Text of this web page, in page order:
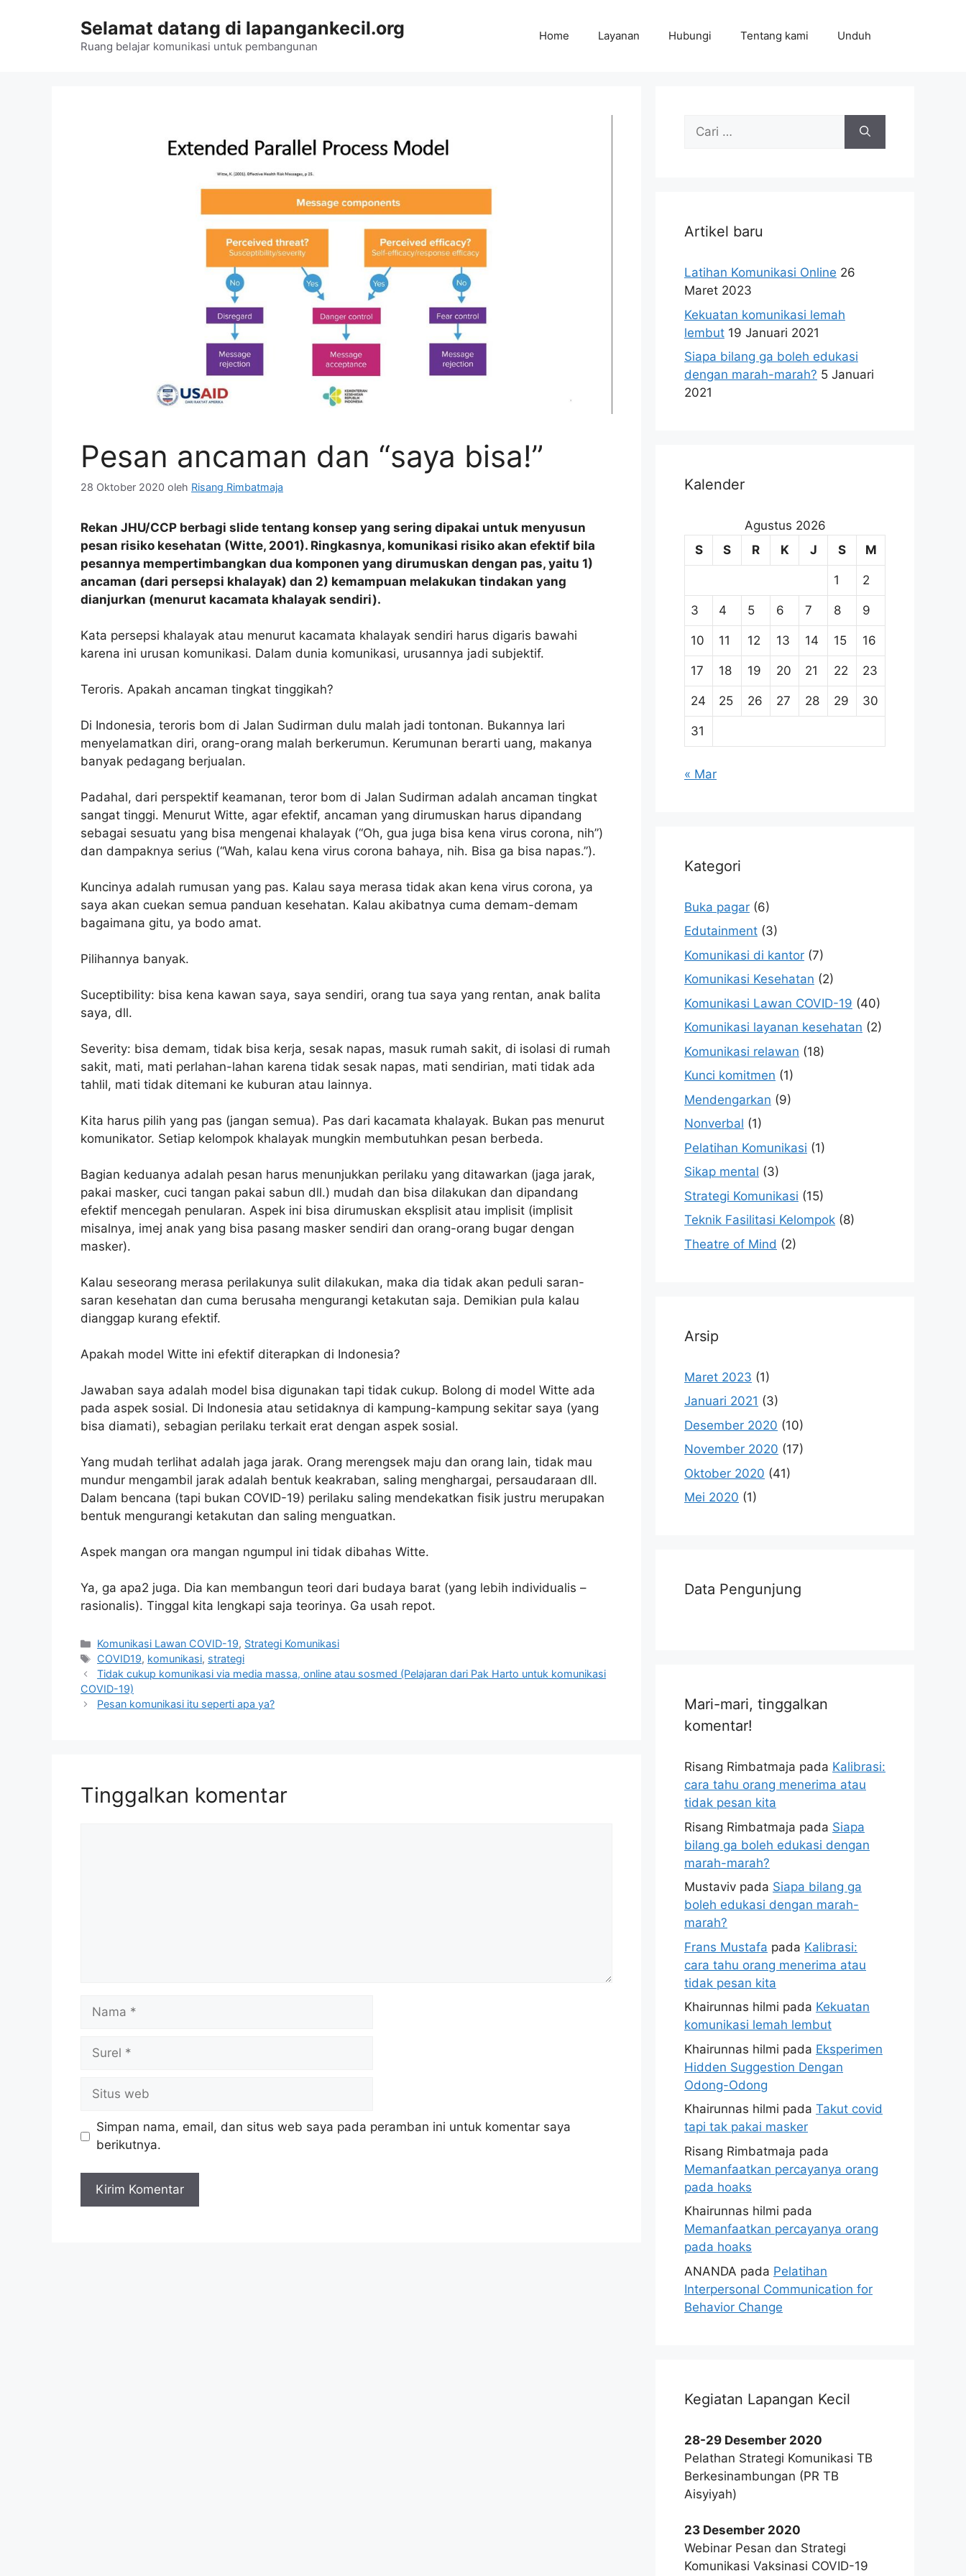
Selamat datang di lapangankecil.org
Ruang belajar komunikasi untuk pembangunan
Home Layanan Hubungi Tentang kami Unduh
Pesan ancaman dan “saya bisa!”
28 Oktober 2020 oleh Risang Rimbatmaja
Rekan JHU/CCP berbagi slide tentang konsep yang sering dipakai untuk menyusun
pesan risiko kesehatan (Witte, 2001). Ringkasnya, komunikasi risiko akan efektif bila
pesannya mempertimbangkan dua komponen yang dirumuskan dengan pas, yaitu 1)
ancaman (dari persepsi khalayak) dan 2) kemampuan melakukan tindakan yang
dianjurkan (menurut kacamata khalayak sendiri).
Kata persepsi khalayak atau menurut kacamata khalayak sendiri harus digaris bawahi
karena ini urusan komunikasi. Dalam dunia komunikasi, urusannya jadi subjektif.
Teroris. Apakah ancaman tingkat tinggikah?
Di Indonesia, teroris bom di Jalan Sudirman dulu malah jadi tontonan. Bukannya lari
menyelamatkan diri, orang-orang malah berkerumun. Kerumunan berarti uang, makanya
banyak pedagang berjualan.
Padahal, dari perspektif keamanan, teror bom di Jalan Sudirman adalah ancaman tingkat
sangat tinggi. Menurut Witte, agar efektif, ancaman yang dirumuskan harus dipandang
sebagai sesuatu yang bisa mengenai khalayak (“Oh, gua juga bisa kena virus corona, nih”)
dan dampaknya serius (“Wah, kalau kena virus corona bahaya, nih. Bisa ga bisa napas.”).
Kuncinya adalah rumusan yang pas. Kalau saya merasa tidak akan kena virus corona, ya
saya akan cuekan semua panduan kesehatan. Kalau akibatnya cuma demam-demam
bagaimana gitu, ya bodo amat.
Pilihannya banyak.
Suceptibility: bisa kena kawan saya, saya sendiri, orang tua saya yang rentan, anak balita
saya, dll.
Severity: bisa demam, tidak bisa kerja, sesak napas, masuk rumah sakit, di isolasi di rumah
sakit, mati, mati perlahan-lahan karena tidak sesak napas, mati sendirian, mati tidak ada
tahlil, mati tidak ditemani ke kuburan atau lainnya.
Kita harus pilih yang pas (jangan semua). Pas dari kacamata khalayak. Bukan pas menurut
komunikator. Setiap kelompok khalayak mungkin membutuhkan pesan berbeda.
Bagian keduanya adalah pesan harus menunjukkan perilaku yang ditawarkan (jaga jarak,
pakai masker, cuci tangan pakai sabun dll.) mudah dan bisa dilakukan dan dipandang
efektif mencegah penularan. Aspek ini bisa dirumuskan eksplisit atau implisit (implisit
misalnya, imej anak yang bisa pasang masker sendiri dan orang-orang bugar dengan
masker).
Kalau seseorang merasa perilakunya sulit dilakukan, maka dia tidak akan peduli saran-
saran kesehatan dan cuma berusaha mengurangi ketakutan saja. Demikian pula kalau
dianggap kurang efektif.
Apakah model Witte ini efektif diterapkan di Indonesia?
Jawaban saya adalah model bisa digunakan tapi tidak cukup. Bolong di model Witte ada
pada aspek sosial. Di Indonesia atau setidaknya di kampung-kampung sekitar saya (yang
bisa diamati), sebagian perilaku terkait erat dengan aspek sosial.
Yang mudah terlihat adalah jaga jarak. Orang merengsek maju dan orang lain, tidak mau
mundur mengambil jarak adalah bentuk keakraban, saling menghargai, persaudaraan dll.
Dalam bencana (tapi bukan COVID-19) perilaku saling mendekatkan fisik justru merupakan
bentuk mengurangi ketakutan dan saling menguatkan.
Aspek mangan ora mangan ngumpul ini tidak dibahas Witte.
Ya, ga apa2 juga. Dia kan membangun teori dari budaya barat (yang lebih individualis –
rasionalis). Tinggal kita lengkapi saja teorinya. Ga usah repot.
Kategori
Komunikasi Lawan COVID-19, Strategi Komunikasi
Tag
COVID19, komunikasi, strategi
Tidak cukup komunikasi via media massa, online atau sosmed (Pelajaran dari Pak Harto untuk komunikasi
COVID-19)
Pesan komunikasi itu seperti apa ya?
Tinggalkan komentar
Nama
Surel
Situs
web
Simpan nama, email, dan situs web saya pada peramban ini untuk komentar saya
berikutnya.
Cari
Artikel baru
Latihan Komunikasi Online 26
Maret 2023
Kekuatan komunikasi lemah
lembut 19 Januari 2021
Siapa bilang ga boleh edukasi
dengan marah-marah? 5 Januari
2021
Kalender
Agustus 2026
S
S R K J S M
1 2
3 4 5 6 7 8 9
10 11 12 13 14 15 16
17 18 19 20 21 22 23
24 25 26 27 28 29 30
31
« Mar
Kategori
Buka pagar (6)
Edutainment (3)
Komunikasi di kantor (7)
Komunikasi Kesehatan (2)
Komunikasi Lawan COVID-19 (40)
Komunikasi layanan kesehatan (2)
Komunikasi relawan (18)
Kunci komitmen (1)
Mendengarkan (9)
Nonverbal (1)
Pelatihan Komunikasi (1)
Sikap mental (3)
Strategi Komunikasi (15)
Teknik Fasilitasi Kelompok (8)
Theatre of Mind (2)
Arsip
Maret 2023 (1)
Januari 2021 (3)
Desember 2020 (10)
November 2020 (17)
Oktober 2020 (41)
Mei 2020 (1)
Data Pengunjung
Mari-mari, tinggalkan
komentar!
Risang Rimbatmaja pada Kalibrasi:
cara tahu orang menerima atau
tidak pesan kita
Risang Rimbatmaja pada Siapa
bilang ga boleh edukasi dengan
marah-marah?
Mustaviv pada Siapa bilang ga
boleh edukasi dengan marah-
marah?
Frans Mustafa pada Kalibrasi:
cara tahu orang menerima atau
tidak pesan kita
Khairunnas hilmi pada Kekuatan
komunikasi lemah lembut
Khairunnas hilmi pada Eksperimen
Hidden Suggestion Dengan
Odong-Odong
Khairunnas hilmi pada Takut covid
tapi tak pakai masker
Risang Rimbatmaja pada
Memanfaatkan percayanya orang
pada hoaks
Khairunnas hilmi pada
Memanfaatkan percayanya orang
pada hoaks
ANANDA pada Pelatihan
Interpersonal Communication for
Behavior Change
Kegiatan Lapangan Kecil
28-29 Desember 2020
Pelathan Strategi Komunikasi TB
Berkesinambungan (PR TB
Aisyiyah)
23 Desember 2020
Webinar Pesan dan Strategi
Komunikasi Vaksinasi COVID-19